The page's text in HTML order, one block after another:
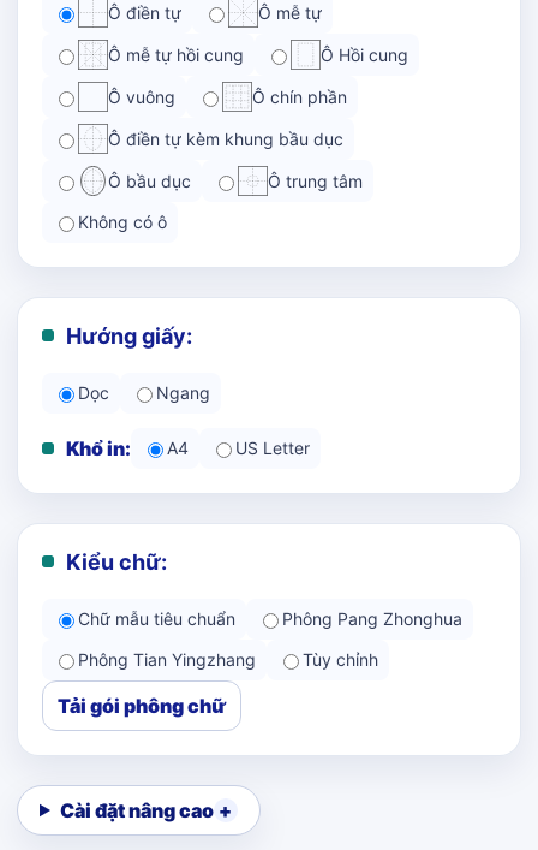
Ô điền tự Ô mễ tự
Ô mễ tự hồi cung Ô Hồi cung
Ô vuông Ô chín phần
Ô điền tự kèm khung bầu dục
Ô bầu dục Ô trung tâm
Không có ô
Hướng giấy:
Dọc Ngang
Khổ in: A4 US Letter
Kiểu chữ:
Chữ mẫu tiêu chuẩn
Phông Pang Zhonghua
Phông Tian Yingzhang
Tùy chỉnh
Tải gói phông chữ
Cài đặt nâng cao